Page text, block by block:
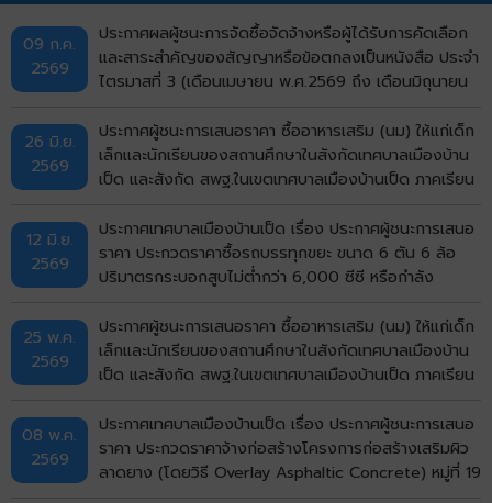
09 ก.ค.
2569
ประกาศผลผู้ชนะการจัดซื้อจัดจ้างหรือผู้ได้รับการคัดเลือก
และสาระสำคัญของสัญญาหรือข้อตกลงเป็นหนังสือ ประจำ
ไตรมาสที่ 3 (เดือนเมษายน พ.ศ.2569 ถึง เดือนมิถุนายน
26 มิ.ย.
2569
ประกาศผู้ชนะการเสนอราคา ซื้ออาหารเสริม (นม) ให้แก่เด็ก
เล็กและนักเรียนของสถานศึกษาในสังกัดเทศบาลเมืองบ้าน
เป็ด และสังกัด สพฐ.ในเขตเทศบาลเมืองบ้านเป็ด ภาคเรียน
12 มิ.ย.
2569
ประกาศเทศบาลเมืองบ้านเป็ด เรื่อง ประกาศผู้ชนะการเสนอ
ราคา ประกวดราคาซื้อรถบรรทุกขยะ ขนาด 6 ตัน 6 ล้อ
ปริมาตรกระบอกสูบไม่ต่ำกว่า 6,000 ซีซี หรือกำลัง
จำนวน 5 คัน ด้วยวิธีประกวดราคาอิเล็กทรอนิกส์ (e-
bidding) ประกาศประกวดราคา
25 พ.ค.
2569
ประกาศผู้ชนะการเสนอราคา ซื้ออาหารเสริม (นม) ให้แก่เด็ก
เล็กและนักเรียนของสถานศึกษาในสังกัดเทศบาลเมืองบ้าน
เป็ด และสังกัด สพฐ.ในเขตเทศบาลเมืองบ้านเป็ด ภาคเรียน
08 พ.ค.
2569
ประกาศเทศบาลเมืองบ้านเป็ด เรื่อง ประกาศผู้ชนะการเสนอ
ราคา ประกวดราคาจ้างก่อสร้างโครงการก่อสร้างเสริมผิว
ลาดยาง (โดยวิธี Overlay Asphaltic Concrete) หมู่ที่ 19